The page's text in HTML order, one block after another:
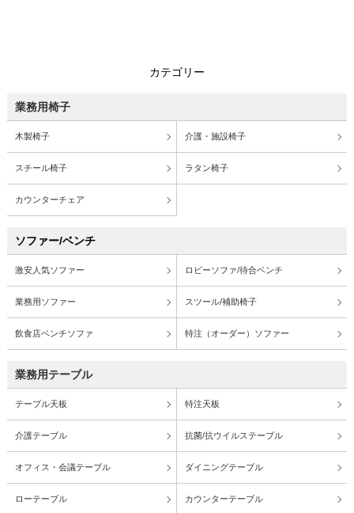
カテゴリー
業務用椅子
木製椅子 介護・施設椅子
スチール椅子 ラタン椅子
カウンターチェア
ソファー/ベンチ
激安人気ソファー ロビーソファ/待合ベンチ
業務用ソファー スツール/補助椅子
飲食店ベンチソファ 特注（オーダー）ソファー
業務用テーブル
テーブル天板 特注天板
介護テーブル 抗菌/抗ウイルステーブル
オフィス・会議テーブル ダイニングテーブル
ローテーブル カウンターテーブル